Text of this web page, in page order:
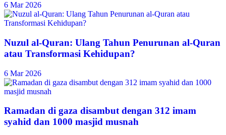
6 Mar 2026
Nuzul al-Quran: Ulang Tahun Penurunan al-Quran
atau Transformasi Kehidupan?
6 Mar 2026
Ramadan di gaza disambut dengan 312 imam
syahid dan 1000 masjid musnah